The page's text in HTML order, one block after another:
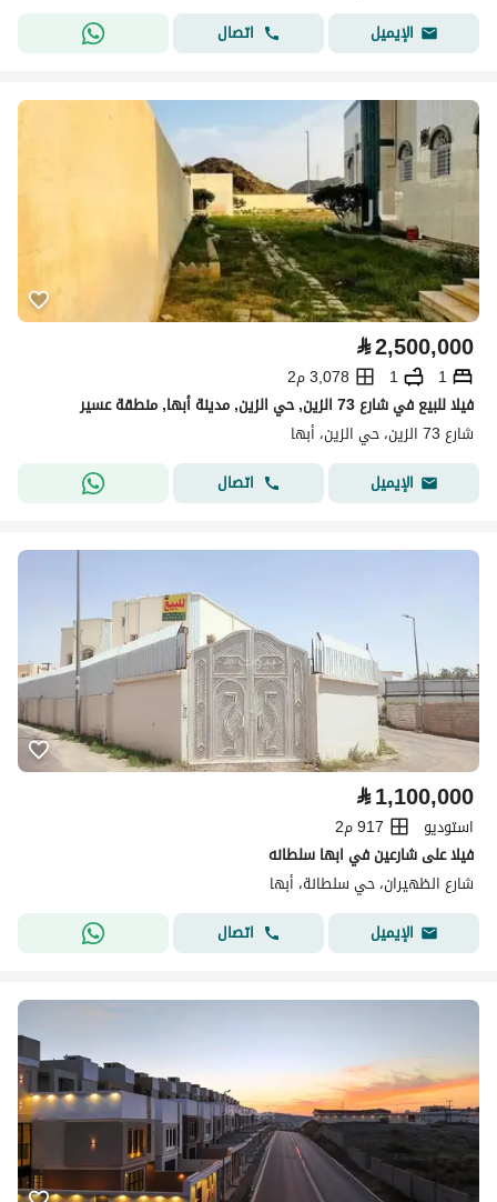
الإيميل
اتصال
⃁2,500,000
1
1
3,078 م2
فيلا للبيع في شارع 73 الزين, حي الزين, مدينة أبها, منطقة عسير
شارع 73 الزين، حي الزين، أبها
الإيميل
اتصال
⃁1,100,000
استوديو
917 م2
فيلا على شارعين في ابها سلطانه
شارع الظهيران، حي سلطانة، أبها
الإيميل
اتصال